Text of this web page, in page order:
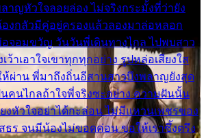
าญหัวใจลอยล่อง ไม่จริงกระมั้งที่ว่ายัง
งกลัวมีคู่อยู่ครองแล้วลองมาล่อหลอก
จอมขวัญ วันวันพี่เดินทางไกล ไปพบสาว
ว้าเอาใจเขาทุกทุกอย่าง รูปหล่อเสียงใส
ห้ผ่าน พี่มาถึงถิ่นอีสานสาวบึงพลาญยังสุด
คนไกลถ้าใจพี่จริงซะอย่าง ความฝันนั้น
งหัวใจอย่าได้กะล่อน ไม่มีแหวนเพชรของ
ธร จนมีน้องไม่ขอดค่อน ขอให้เราซึ้งตรึง